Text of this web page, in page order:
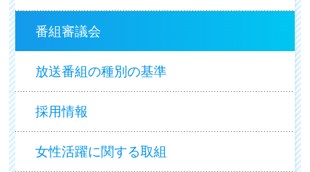
番組審議会
放送番組の種別の基準
採用情報
女性活躍に関する取組